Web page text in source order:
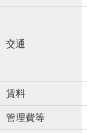
交通
賃料
管理費等